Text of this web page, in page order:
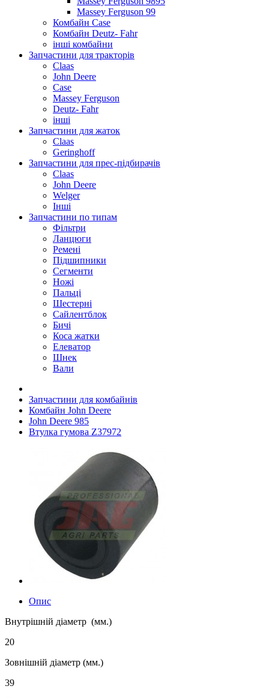
Massey Ferguson 99
Комбайн Case
Комбайн Deutz- Fahr
інші комбайни
Запчастини для тракторів
Claas
John Deere
Case
Massey Ferguson
Deutz- Fahr
інші
Запчастини для жаток
Claas
Geringhoff
Запчастини для прес-підбирачів
Claas
John Deere
Welger
Інші
Запчастини по типам
Фільтри
Ланцюги
Ремені
Підшипники
Сегменти
Ножі
Пальці
Шестерні
Сайлентблок
Бичі
Коса жатки
Елеватор
Шнек
Вали
Запчастини для комбайнів
Комбайн John Deere
John Deere 985
Втулка гумова Z37972
Опис
Внутрішній діаметр (мм.)
20
Зовнішній діаметр (мм.)
39